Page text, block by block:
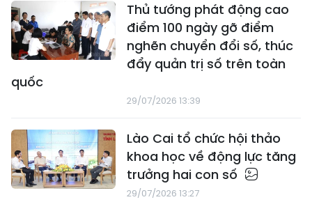
Thủ tướng phát động cao
điểm 100 ngày gỡ điểm
nghẽn chuyển đổi số, thúc
đẩy quản trị số trên toàn
quốc
29/07/2026 13:39
Lào Cai tổ chức hội thảo
khoa học về động lực tăng
trưởng hai con số
29/07/2026 13:27